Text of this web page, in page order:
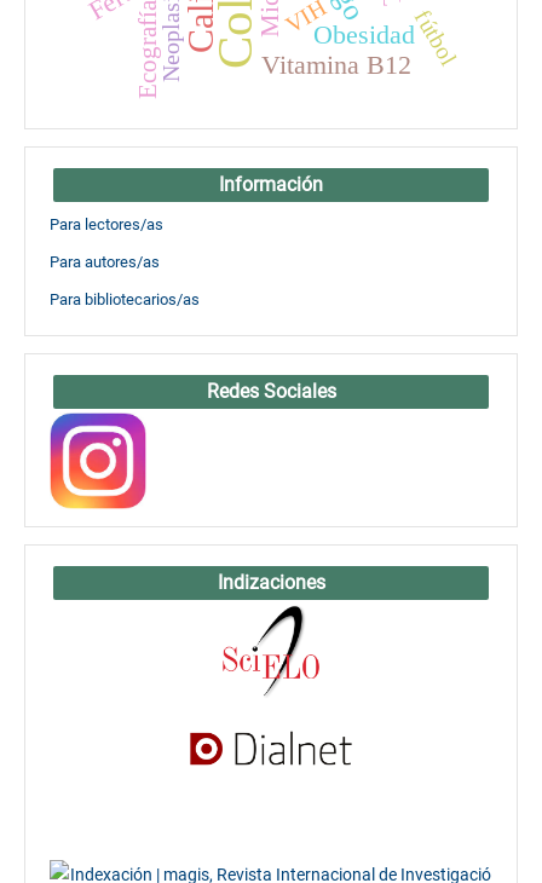
Obesidad
Vitamina B12
Ecografía VIH fútbol
Neoplasia
Información
Para lectores/as
Para autores/as
Para bibliotecarios/as
Redes Sociales
Indizaciones